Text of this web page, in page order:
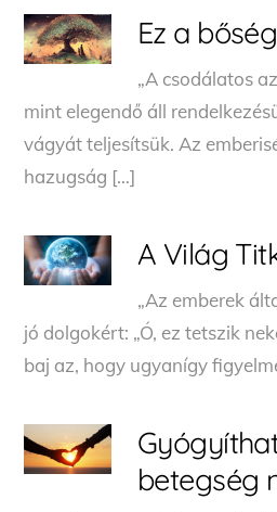
Ez a
„A csodálatos
mint elegendő áll
vágyát teljesítsük. Az
hazugság […]
A Világ
„Az emberek
jó dolgokért: „Ó, ez tetszik
baj az, hogy ugyanígy
betegség